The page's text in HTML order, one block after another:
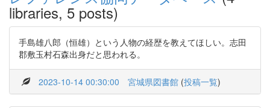
libraries, 5 posts)
手島雄八郎（恒雄）という人物の経歴を教えてほしい。志田
郡敷玉村石森出身だと思われる。
2023-10-14 00:30:00 宮城県図書館 (投稿一覧)